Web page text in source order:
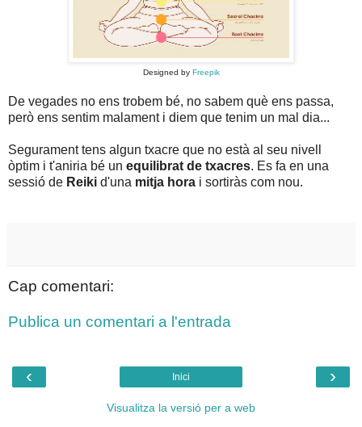
Designed by Freepik
De vegades no ens trobem bé, no sabem què ens passa,
però ens sentim malament i diem que tenim un mal dia...
Segurament tens algun txacre que no està al seu nivell
òptim i t'aniria bé un equilibrat de txacres. Es fa en una
sessió de Reiki d'una mitja hora i sortiràs com nou.
Cap comentari:
Publica un comentari a l'entrada
‹ ›
Inici
Visualitza la versió per a web